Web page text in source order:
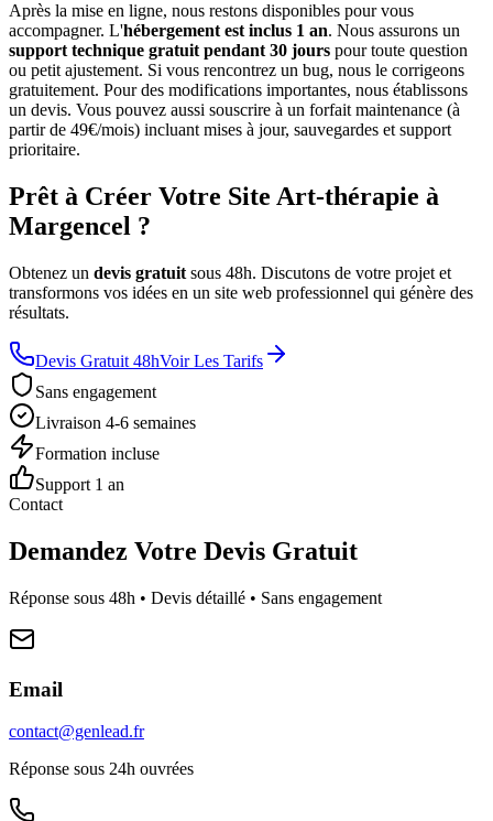
Après la mise en ligne, nous restons disponibles pour vous
accompagner. L'hébergement est inclus 1 an. Nous assurons un
support technique gratuit pendant 30 jours pour toute question
ou petit ajustement. Si vous rencontrez un bug, nous le corrigeons
gratuitement. Pour des modifications importantes, nous établissons
un devis. Vous pouvez aussi souscrire à un forfait maintenance (à
partir de 49€/mois) incluant mises à jour, sauvegardes et support
prioritaire.
Prêt à Créer Votre Site Art-thérapie à
Margencel ?
Obtenez un devis gratuit sous 48h. Discutons de votre projet et
transformons vos idées en un site web professionnel qui génère des
résultats.
Devis Gratuit 48hVoir Les Tarifs
Sans engagement
Livraison 4-6 semaines
Formation incluse
Support 1 an
Contact
Demandez Votre Devis Gratuit
Réponse sous 48h • Devis détaillé • Sans engagement
Email
contact@genlead.fr
Réponse sous 24h ouvrées